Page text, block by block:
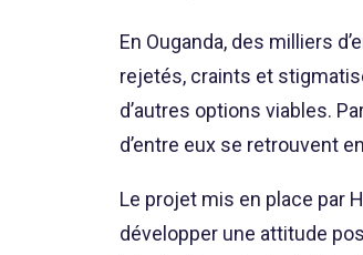
En Ouganda, des milliers
rejetés, craints et
d’autres options viables.
d’entre eux se retrouvent
Le projet mis en place par
développer une attitude